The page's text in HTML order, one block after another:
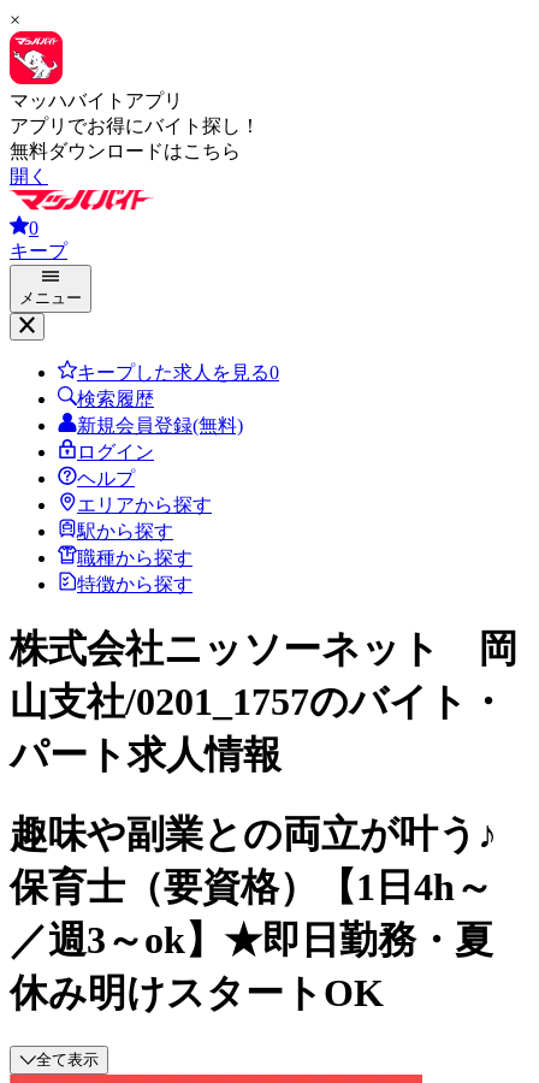
×
マッハバイトアプリ
アプリでお得にバイト探し！
無料ダウンロードはこちら
開く
0
キープ
メニュー
キープした求人を見る0
検索履歴
新規会員登録(無料)
ログイン
ヘルプ
エリアから探す
駅から探す
職種から探す
特徴から探す
株式会社ニッソーネット 岡
山支社/0201_1757のバイト・
パート求人情報
趣味や副業との両立が叶う♪
保育士（要資格）【1日4h～
／週3～ok】★即日勤務・夏
休み明けスタートOK
全て表示